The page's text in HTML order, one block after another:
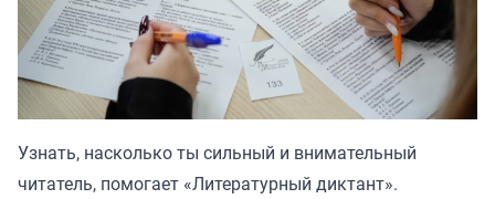
Узнать, насколько ты сильный и внимательный
читатель, помогает «Литературный диктант».